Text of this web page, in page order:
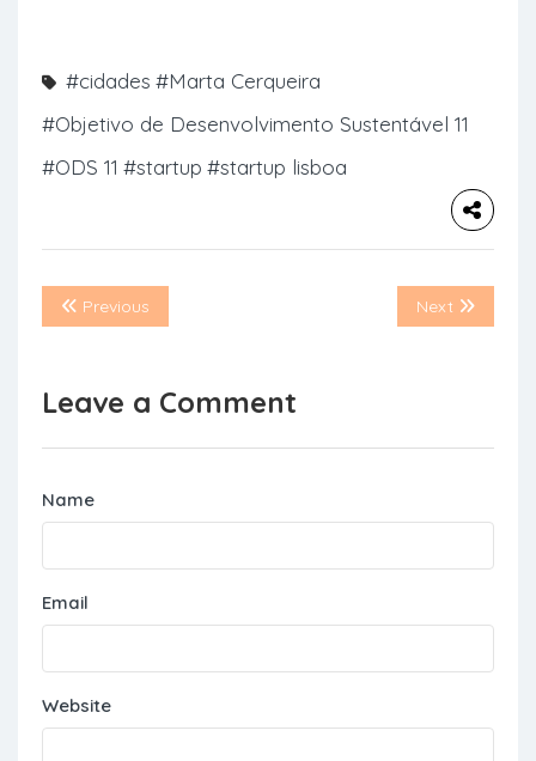
#cidades #Marta Cerqueira
#Objetivo de Desenvolvimento Sustentável 11
#ODS 11 #startup #startup lisboa
Previous Next
Leave a Comment
Name
Email
Website